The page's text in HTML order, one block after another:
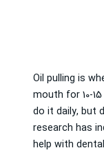
Oil pulling is
mouth for 10-
do it daily, but
research has
help with